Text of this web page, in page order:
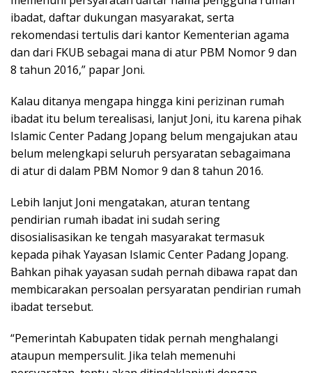
ibadat, daftar dukungan masyarakat, serta
rekomendasi tertulis dari kantor Kementerian agama
dan dari FKUB sebagai mana di atur PBM Nomor 9 dan
8 tahun 2016,” papar Joni.
Kalau ditanya mengapa hingga kini perizinan rumah
ibadat itu belum terealisasi, lanjut Joni, itu karena pihak
Islamic Center Padang Jopang belum mengajukan atau
belum melengkapi seluruh persyaratan sebagaimana
di atur di dalam PBM Nomor 9 dan 8 tahun 2016.
Lebih lanjut Joni mengatakan, aturan tentang
pendirian rumah ibadat ini sudah sering
disosialisasikan ke tengah masyarakat termasuk
kepada pihak Yayasan Islamic Center Padang Jopang.
Bahkan pihak yayasan sudah pernah dibawa rapat dan
membicarakan persoalan persyaratan pendirian rumah
ibadat tersebut.
“Pemerintah Kabupaten tidak pernah menghalangi
ataupun mempersulit. Jika telah memenuhi